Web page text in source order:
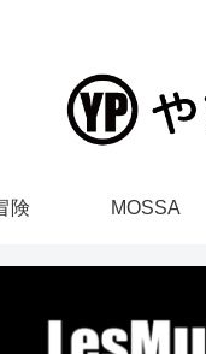
険 MOSSA